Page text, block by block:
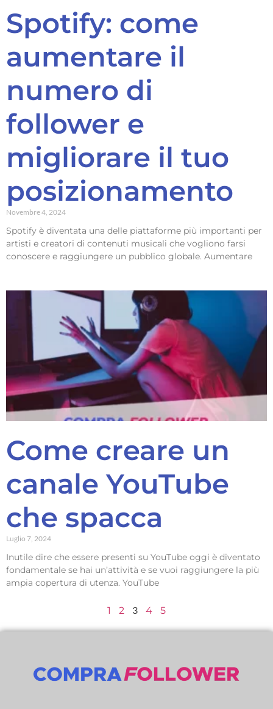
Spotify: come
aumentare il
numero di
follower e
migliorare il tuo
posizionamento
Novembre 4, 2024
Spotify è diventata una delle piattaforme più importanti per
artisti e creatori di contenuti musicali che vogliono farsi
conoscere e raggiungere un pubblico globale. Aumentare
Come creare un
canale YouTube
che spacca
Luglio 7, 2024
Inutile dire che essere presenti su YouTube oggi è diventato
fondamentale se hai un’attività e se vuoi raggiungere la più
ampia copertura di utenza. YouTube
1 2 3 4 5